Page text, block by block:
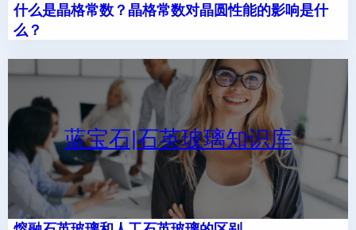
什么是晶格常数？晶格常数对晶圆性能的影响是什
么？
蓝宝石|石英玻璃知识库